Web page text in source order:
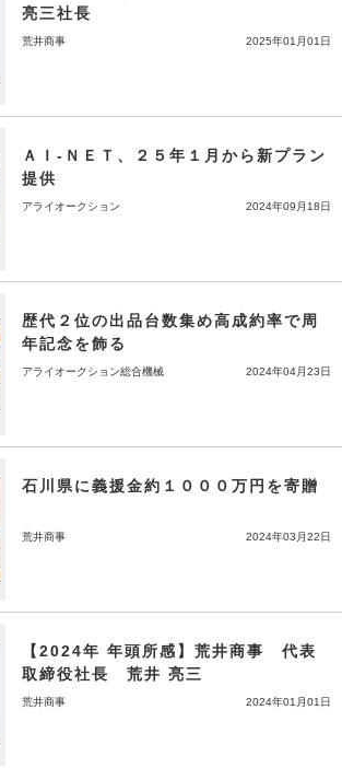
亮三社長
荒井商事 2025年01月01日
ＡＩ-ＮＥＴ、２５年１月から新プラン
提供
アライオークション 2024年09月18日
歴代２位の出品台数集め高成約率で周
年記念を飾る
アライオークション総合機械 2024年04月23日
石川県に義援金約１０００万円を寄贈
荒井商事 2024年03月22日
【2024年 年頭所感】荒井商事 代表
取締役社長 荒井 亮三
荒井商事 2024年01月01日